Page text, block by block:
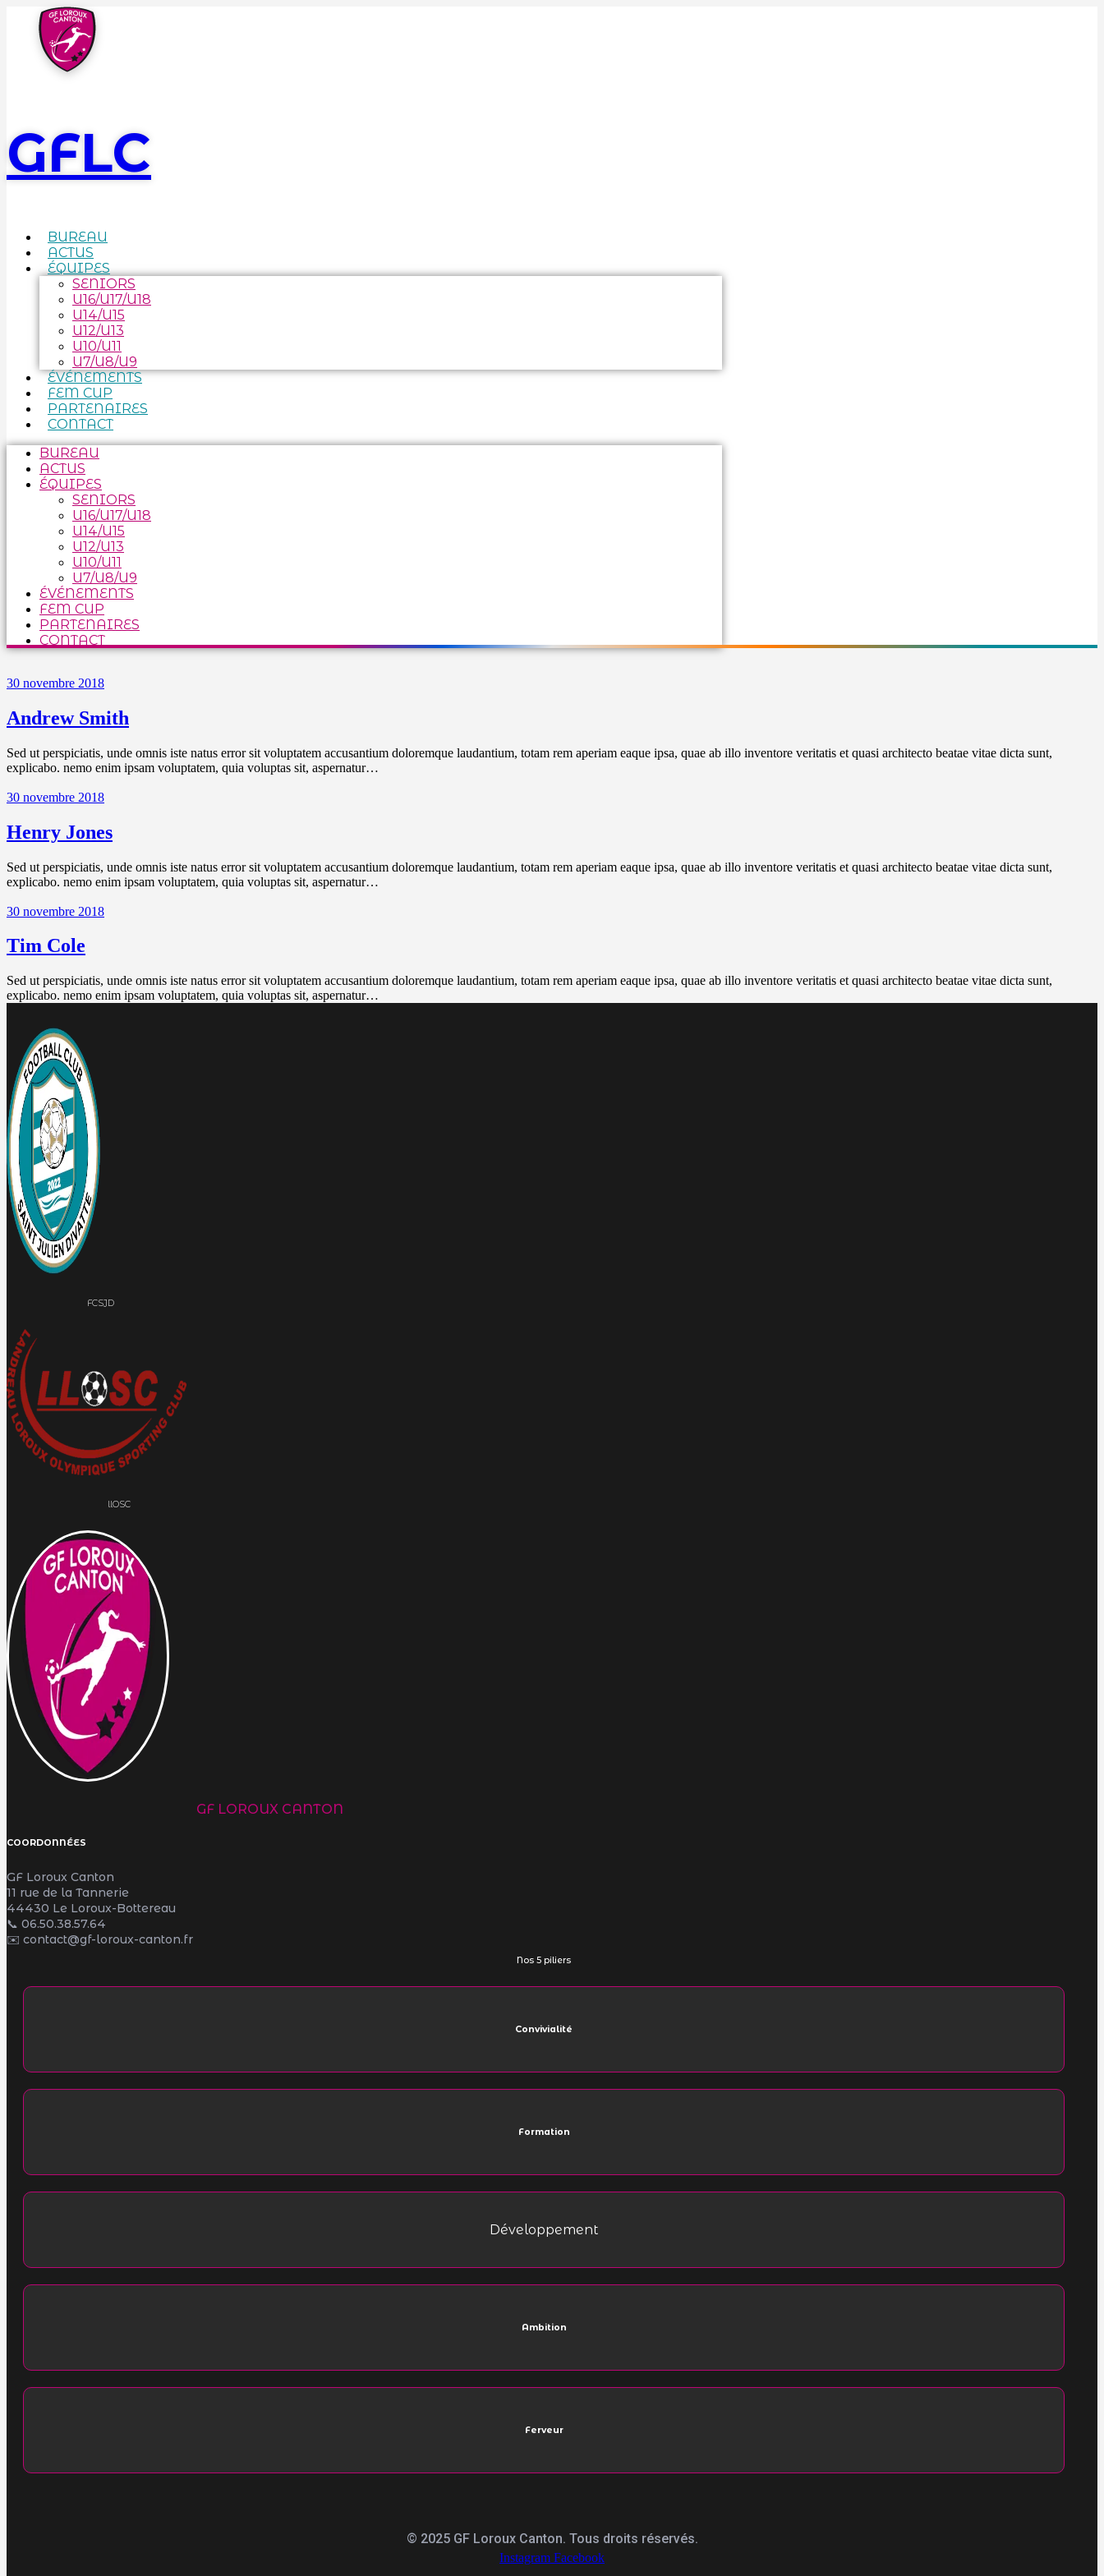
GFLC
BUREAU
ACTUS
ÉQUIPES
SENIORS
U16/U17/U18
U14/U15
U12/U13
U10/U11
U7/U8/U9
ÉVÉNEMENTS
FEM CUP
PARTENAIRES
CONTACT
BUREAU
ACTUS
ÉQUIPES
SENIORS
U16/U17/U18
U14/U15
U12/U13
U10/U11
U7/U8/U9
ÉVÉNEMENTS
FEM CUP
PARTENAIRES
CONTACT
30 novembre 2018
Andrew Smith
Sed ut perspiciatis, unde omnis iste natus error sit voluptatem accusantium doloremque laudantium, totam rem aperiam eaque ipsa, quae ab illo inventore veritatis et quasi architecto beatae vitae dicta sunt,
explicabo. nemo enim ipsam voluptatem, quia voluptas sit, aspernatur…
30 novembre 2018
Henry Jones
Sed ut perspiciatis, unde omnis iste natus error sit voluptatem accusantium doloremque laudantium, totam rem aperiam eaque ipsa, quae ab illo inventore veritatis et quasi architecto beatae vitae dicta sunt,
explicabo. nemo enim ipsam voluptatem, quia voluptas sit, aspernatur…
30 novembre 2018
Tim Cole
Sed ut perspiciatis, unde omnis iste natus error sit voluptatem accusantium doloremque laudantium, totam rem aperiam eaque ipsa, quae ab illo inventore veritatis et quasi architecto beatae vitae dicta sunt,
explicabo. nemo enim ipsam voluptatem, quia voluptas sit, aspernatur…
FCSJD
llOSC
GF LOROUX CANTON
COORDONNÉES
GF Loroux Canton
11 rue de la Tannerie
44430 Le Loroux-Bottereau
📞 06.50.38.57.64
✉️ contact@gf-loroux-canton.fr
Nos 5 piliers
Convivialité
Formation
Développement
Ambition
Ferveur
© 2025 GF Loroux Canton. Tous droits réservés.
Instagram Facebook